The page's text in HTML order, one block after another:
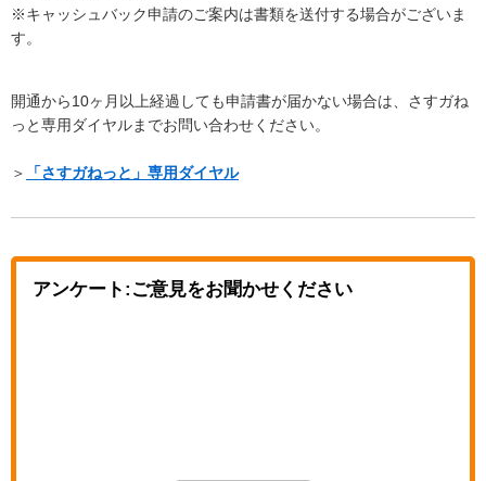
※キャッシュバック申請のご案内は書類を送付する場合がございま
す。
開通から10ヶ月以上経過しても申請書が届かない場合は、さすガね
っと専用ダイヤルまでお問い合わせください。
＞ 「さすガねっと」専用ダイヤル
アンケート:ご意見をお聞かせください